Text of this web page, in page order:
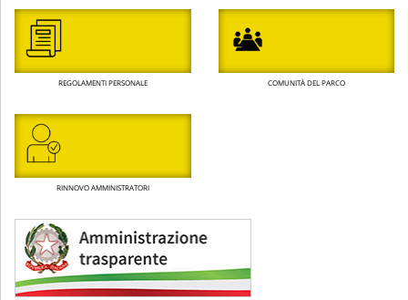
REGOLAMENTI PERSONALE COMUNITÀ DEL PARCO
RINNOVO AMMINISTRATORI